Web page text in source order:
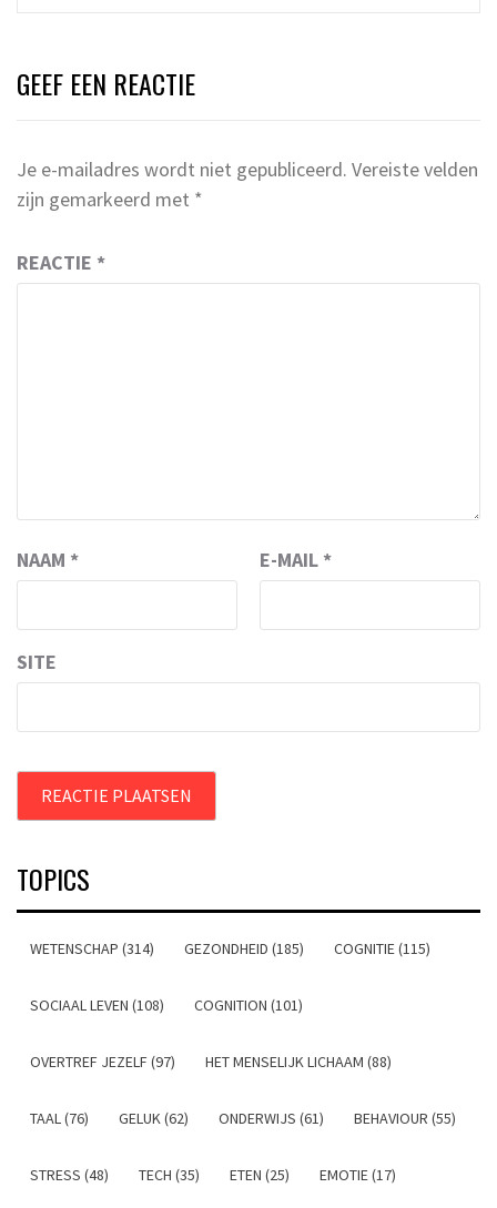
GEEF EEN REACTIE
Je e-mailadres wordt niet gepubliceerd. Vereiste velden
zijn gemarkeerd met *
REACTIE *
NAAM * E-MAIL *
SITE
TOPICS
WETENSCHAP (314) GEZONDHEID (185) COGNITIE (115)
SOCIAAL LEVEN (108) COGNITION (101)
OVERTREF JEZELF (97) HET MENSELIJK LICHAAM (88)
TAAL (76) GELUK (62) ONDERWIJS (61) BEHAVIOUR (55)
STRESS (48) TECH (35) ETEN (25) EMOTIE (17)